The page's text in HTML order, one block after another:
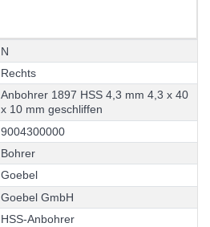
N
Rechts
Anbohrer 1897 HSS 4,3 mm 4,3 x 40
x 10 mm geschliffen
9004300000
Bohrer
Goebel
Goebel GmbH
HSS-Anbohrer